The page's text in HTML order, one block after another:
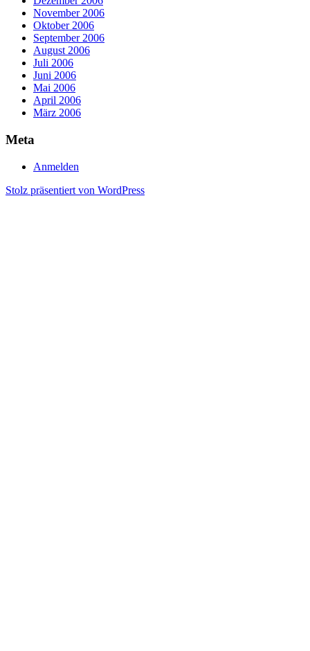
November 2006
Oktober 2006
September 2006
August 2006
Juli 2006
Juni 2006
Mai 2006
April 2006
März 2006
Meta
Anmelden
Stolz präsentiert von WordPress